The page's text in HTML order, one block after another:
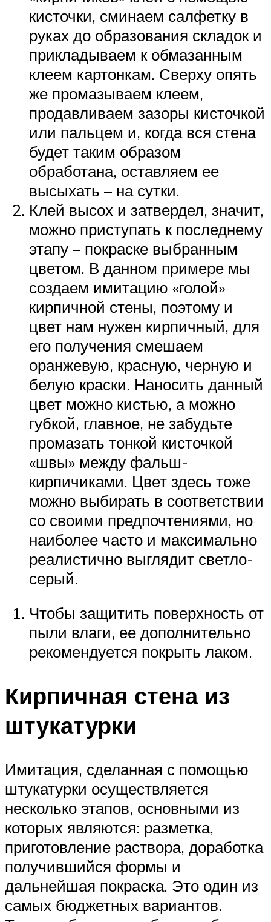
кисточки, сминаем салфетку в
руках до образования складок и
прикладываем к обмазанным
клеем картонкам. Сверху опять
же промазываем клеем,
продавливаем зазоры кисточкой
или пальцем и, когда вся стена
будет таким образом
обработана, оставляем ее
высыхать – на сутки.
Клей высох и затвердел, значит,
можно приступать к последнему
этапу – покраске выбранным
цветом. В данном примере мы
создаем имитацию «голой»
кирпичной стены, поэтому и
цвет нам нужен кирпичный, для
его получения смешаем
оранжевую, красную, черную и
белую краски. Наносить данный
цвет можно кистью, а можно
губкой, главное, не забудьте
промазать тонкой кисточкой
«швы» между фальш-
кирпичиками. Цвет здесь тоже
можно выбирать в соответствии
со своими предпочтениями, но
наиболее часто и максимально
реалистично выглядит светло-
серый.
Чтобы защитить поверхность от
пыли влаги, ее дополнительно
рекомендуется покрыть лаком.
Кирпичная стена из
штукатурки
Имитация, сделанная с помощью
штукатурки осуществляется
несколько этапов, основными из
которых являются: разметка,
приготовление раствора, доработка
получившийся формы и
дальнейшая покраска. Это один из
самых бюджетных вариантов.